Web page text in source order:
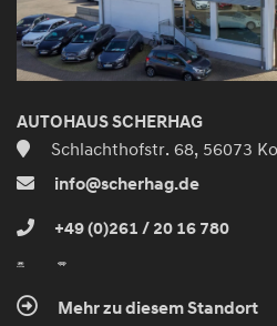
AUTOHAUS SCHERHAG
Schlachthofstr. 68, 56073
info@scherhag.de
+49 (0)261 / 20 16 780
Mehr zu diesem Standort